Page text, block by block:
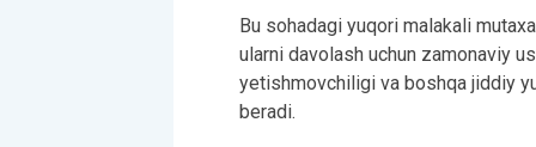
Bu sohadagi yuqori malakali
ularni davolash uchun zamonaviy
yetishmovchiligi va boshqa jiddiy
beradi.